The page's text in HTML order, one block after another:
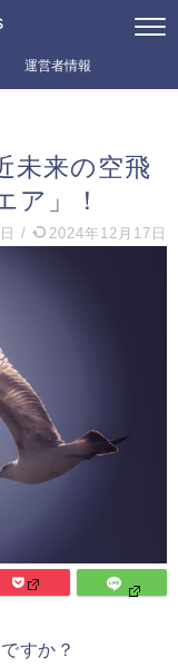
運営者情報
未来の空飛
ア」！
/ 2024年12月17日
すか？